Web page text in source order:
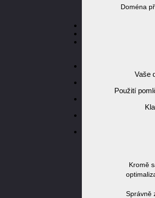
Doména
Vaše
Použití
Kromě
Správně